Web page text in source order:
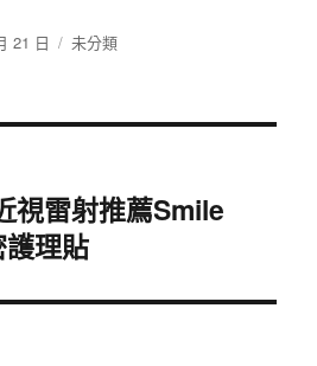
21 日
分
未分類
視雷射推薦Smile
理貼